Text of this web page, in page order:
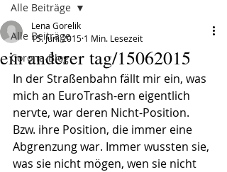
Alle Beiträge
Corona-Blog
Alle Beiträge
ein anderer tag/15062015
Lena Gorelik
15. Juni 2015 1 Min. Lesezeit
In der Straßenbahn fällt mir ein, was
mich an EuroTrash-ern eigentlich
nervte, war deren Nicht-Position.
Bzw. ihre Position, die immer eine
Abgrenzung war. Immer wussten sie,
was sie nicht mögen, wen sie nicht